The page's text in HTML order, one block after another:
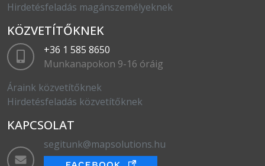
Hirdetésfeladás magánszemélyeknek
KÖZVETÍTŐKNEK
+36 1 585 8650
Munkanapokon 9-16 óráig
Áraink közvetítőknek
Hirdetésfeladás közvetítőknek
KAPCSOLAT
segitunk@mapsolutions.hu